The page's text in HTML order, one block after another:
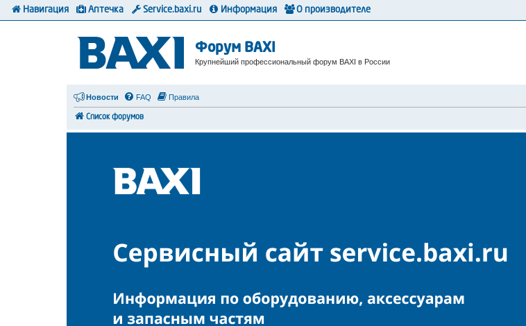
Форум BAXI
Крупнейший профессиональный форум BAXI в России
Новости FAQ Правила
Список форумов
Навигация Аптечка Service.baxi.ru Информация О производителе